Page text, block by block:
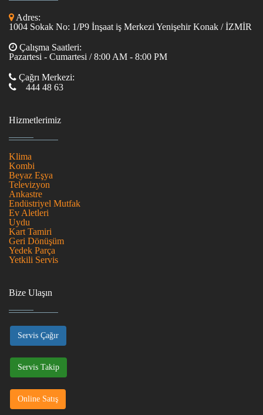
Adres:
1004 Sokak No: 1/P9 İnşaat iş Merkezi Yenişehir Konak / İZMİR
Çalışma Saatleri:
Pazartesi - Cumartesi / 8:00 AM - 8:00 PM
Çağrı Merkezi:
444 48 63
Hizmetlerimiz
Klima
Kombi
Beyaz Eşya
Televizyon
Ankastre
Endüstriyel Mutfak
Ev Aletleri
Uydu
Kart Tamiri
Geri Dönüşüm
Yedek Parça
Yetkili Servis
Bize Ulaşın
Servis Çağır
Servis Takip
Online Satış